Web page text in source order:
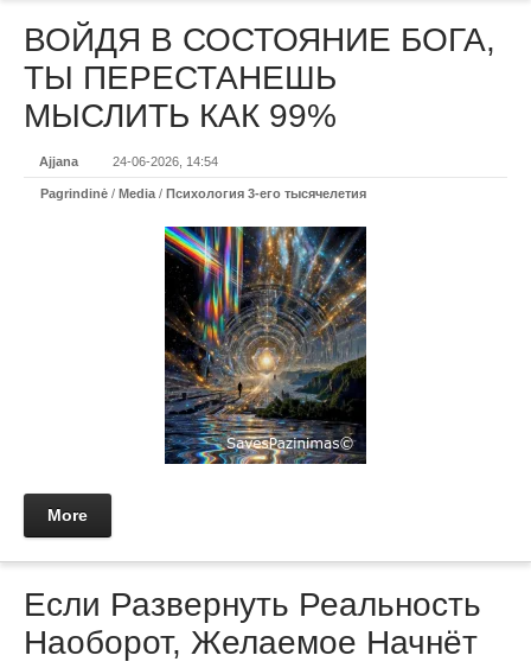
ВОЙДЯ В СОСТОЯНИЕ БОГА,
ТЫ ПЕРЕСТАНЕШЬ
МЫСЛИТЬ КАК 99%
Ajjana 24-06-2026, 14:54
Pagrindinė / Media / Психология 3-его тысячелетия
More
Если Развернуть Реальность
Наоборот, Желаемое Начнёт